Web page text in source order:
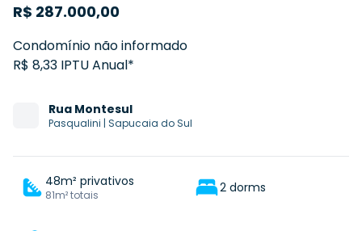
R$ 287.000,00
Condomínio não informado
R$ 8,33 IPTU Anual*
Rua Montesul
Pasqualini | Sapucaia do Sul
48m² privativos
81m² totais 2 dorms